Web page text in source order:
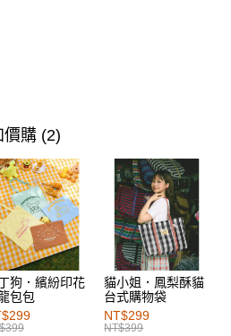
價購 (2)
狗．繽紛印花
包包
貓小姐．鳳梨酥貓
台式購物袋
NT$299
NT$399